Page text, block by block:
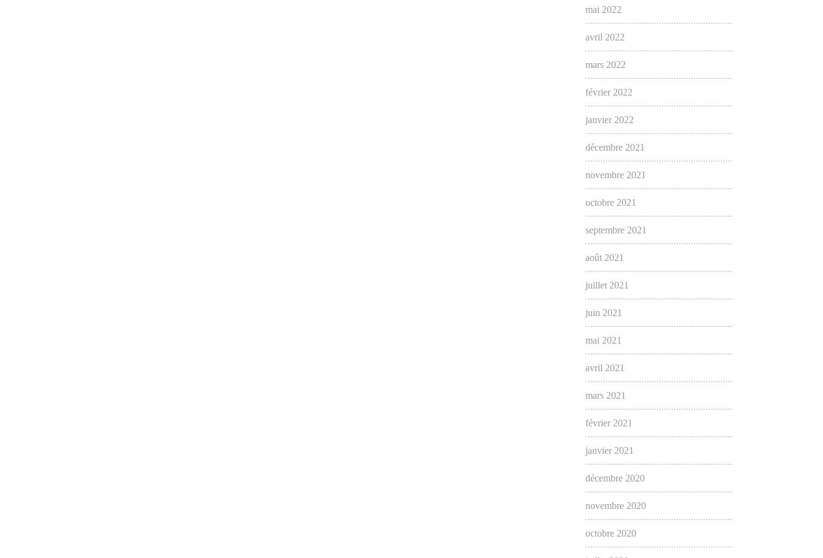
mai 2022
avril 2022
mars 2022
février 2022
janvier 2022
décembre 2021
novembre 2021
octobre 2021
septembre 2021
août 2021
juillet 2021
juin 2021
mai 2021
avril 2021
mars 2021
février 2021
janvier 2021
décembre 2020
novembre 2020
octobre 2020